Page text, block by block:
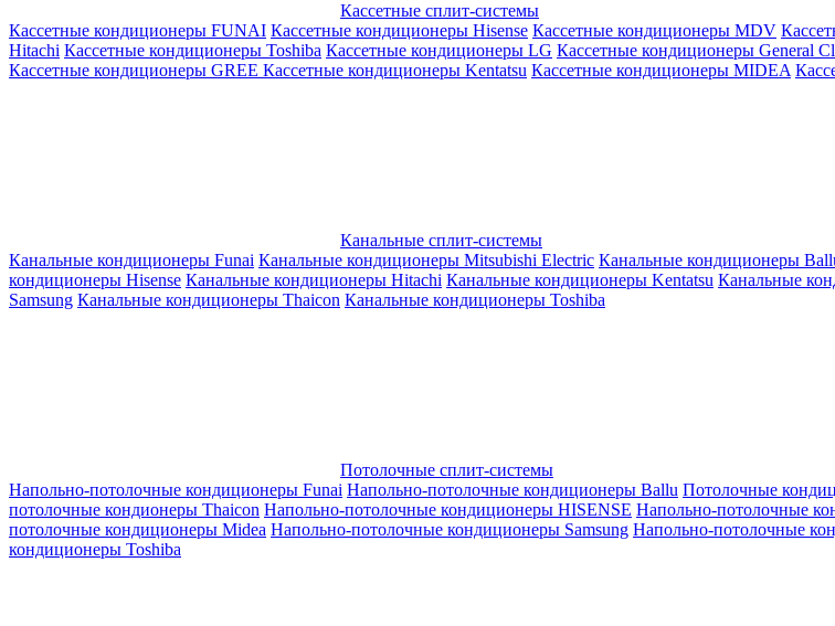
Кассетные сплит-системы
Кассетные кондиционеры FUNAI Кассетные кондиционеры Hisense Кассетные кондиционеры MDV
Hitachi Кассетные кондиционеры Toshiba Кассетные кондиционеры LG Кассетные кондиционеры General
Кассетные кондиционеры GREE Кассетные кондиционеры Kentatsu Кассетные кондиционеры MIDEA
Канальные сплит-системы
Канальные кондиционеры Funai Канальные кондиционеры Mitsubishi Electric Канальные кондиционеры
кондиционеры Hisense Канальные кондиционеры Hitachi Канальные кондиционеры Kentatsu Канальные
Samsung Канальные кондиционеры Thaicon Канальные кондиционеры Toshiba
Потолочные сплит-системы
Напольно-потолочные кондиционеры Funai Напольно-потолочные кондиционеры Ballu Потолочные
потолочные кондионеры Thaicon Напольно-потолочные кондиционеры HISENSE Напольно-потолочные
потолочные кондиционеры Midea Напольно-потолочные кондиционеры Samsung Напольно-потолочные
кондиционеры Toshiba